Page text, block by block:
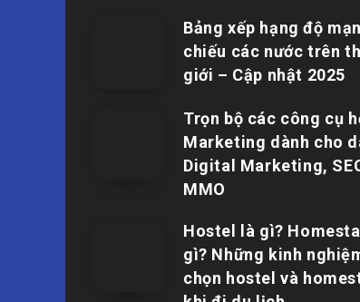
Bảng xếp hạng độ
chiếu các nước trên
giới – Cập nhật 2025
Trọn bộ các công cụ
Marketing dành cho
Digital Marketing,
MMO
Hostel là gì?
gì? Những kinh
chọn hostel và